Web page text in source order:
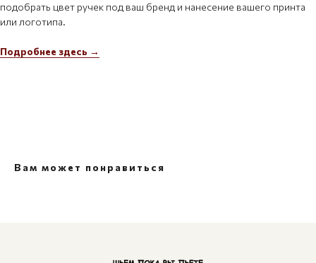
подобрать цвет ручек под ваш бренд и нанесение вашего принта
или логотипа.
Подробнее здесь →
Вам может понравиться